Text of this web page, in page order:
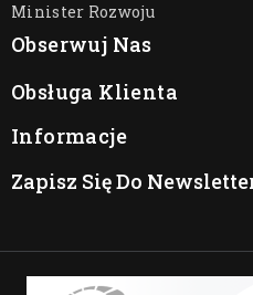
Minister Rozwoju
Obserwuj Nas
Obsługa Klienta
Informacje
Zapisz Się Do